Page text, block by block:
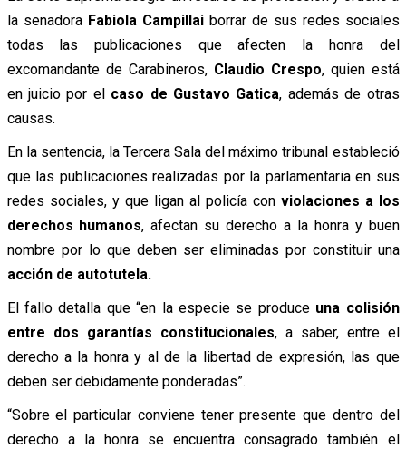
la senadora Fabiola Campillaiborrar de sus redes sociales
todas las publicaciones que afecten la honra del
excomandante de Carabineros, Claudio Crespo, quien está
en juicio por el caso de Gustavo Gatica, además de otras
causas.
En la sentencia, la Tercera Sala del máximo tribunal estableció
que las publicaciones realizadas por la parlamentaria en sus
redes sociales, y que ligan al policía conviolaciones a los
derechos humanos, afectan su derecho a la honra y buen
nombre por lo que deben ser eliminadas por constituir una
acción de autotutela.
El fallo detalla que “en la especie se produce una colisión
entre dos garantías constitucionales, a saber, entre el
derecho a la honra y al de la libertad de expresión, las que
deben ser debidamente ponderadas”.
“Sobre el particular conviene tener presente que dentro del
derecho a la honra se encuentra consagrado también el